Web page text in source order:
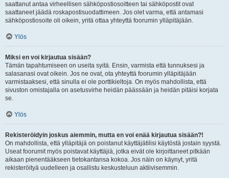
saattanut antaa virheellisen sähköpostiosoitteen tai sähköpostit ovat
saattaneet jäädä roskapostisuodattimeen. Jos olet varma, että antamasi
sähköpostiosoite oli oikein, yritä ottaa yhteyttä foorumin ylläpitäjään.
Ylös
Miksi en voi kirjautua sisään?
Tämän tapahtumiseen on useita syitä. Ensin, varmista että tunnuksesi ja
salasanasi ovat oikein. Jos ne ovat, ota yhteyttä foorumin ylläpitäjään
varmistaaksesi, että sinulla ei ole porttikieltoja. On myös mahdollista, että
sivuston omistajalla on asetusvirhe heidän päässään ja heidän pitäisi korjata
se.
Ylös
Rekisteröidyin joskus aiemmin, mutta en voi enää kirjautua sisään?!
On mahdollista, että ylläpitäjä on poistanut käyttäjätilisi käytöstä jostain syystä.
Useat foorumit myös poistavat käyttäjiä, jotka eivät ole kirjoittaneet pitkään
aikaan pienentääkseen tietokantansa kokoa. Jos näin on käynyt, yritä
rekisteröityä uudelleen ja osallistu keskusteluun aktiivisemmin.